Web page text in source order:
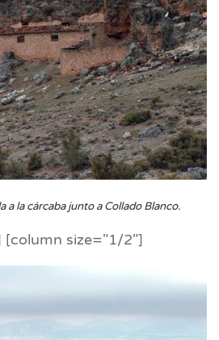
a la cárcaba junto a Collado Blanco.
[column size="1/2"]